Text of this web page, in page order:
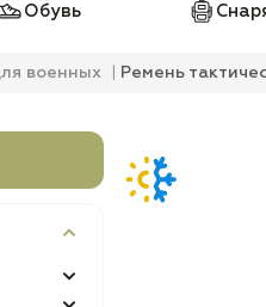
Обувь
военных Ремень